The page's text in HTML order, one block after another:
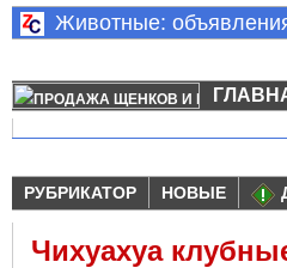
Животные:
РУБРИКАТОР
НОВЫЕ
Чихуахуа